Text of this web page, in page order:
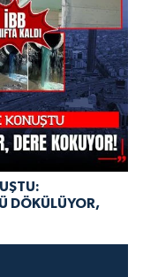
DÖKÜLÜYOR,